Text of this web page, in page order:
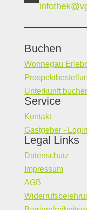
Buchen
Wonnegau
Unterkunft
Service
Kontakt
Gastgeber - Login
Legal Links
Datenschutz
Impressum
AGB